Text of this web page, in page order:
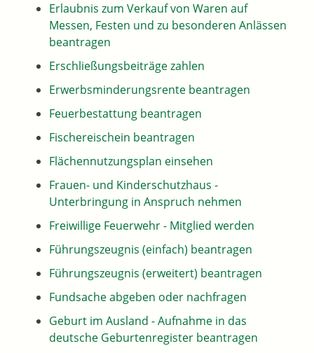
Erlaubnis zum Verkauf von Waren auf
Messen, Festen und zu besonderen Anlässen
beantragen
Erschließungsbeiträge zahlen
Erwerbsminderungsrente beantragen
Feuerbestattung beantragen
Fischereischein beantragen
Flächennutzungsplan einsehen
Frauen- und Kinderschutzhaus -
Unterbringung in Anspruch nehmen
Freiwillige Feuerwehr - Mitglied werden
Führungszeugnis (einfach) beantragen
Führungszeugnis (erweitert) beantragen
Fundsache abgeben oder nachfragen
Geburt im Ausland - Aufnahme in das
deutsche Geburtenregister beantragen